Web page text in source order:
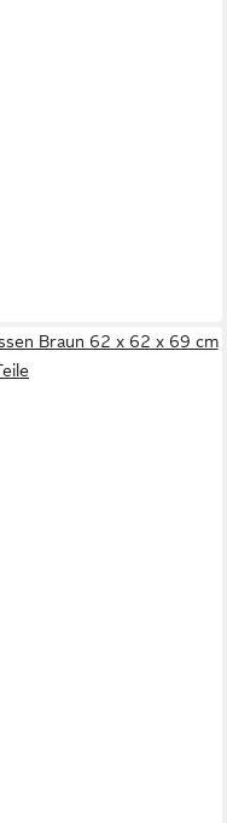
Braun 62 x 62 x 69 cm